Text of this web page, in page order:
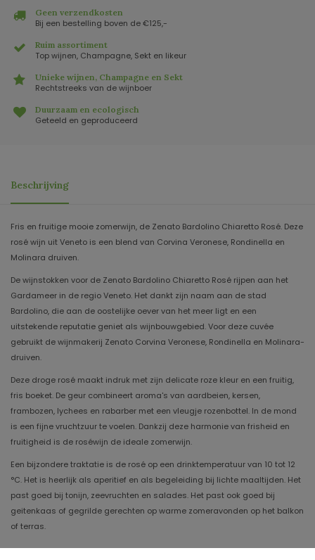
Geen verzendkosten
Bij een bestelling boven de €125,-
Ruim assortiment
Top wijnen, Champagne, Sekt en likeur
Unieke wijnen, Champagne en Sekt
Rechtstreeks van de wijnboer
Duurzaam en ecologisch
Geteeld en geproduceerd
Beschrijving
Fris en fruitige mooie zomerwijn, de Zenato Bardolino Chiaretto Rosé. Deze
rosé wijn uit Veneto is een blend van Corvina Veronese, Rondinella en
Molinara druiven.
De wijnstokken voor de Zenato Bardolino Chiaretto Rosé rijpen aan het
Gardameer in de regio Veneto. Het dankt zijn naam aan de stad
Bardolino, die aan de oostelijke oever van het meer ligt en een
uitstekende reputatie geniet als wijnbouwgebied. Voor deze cuvée
gebruikt de wijnmakerij Zenato Corvina Veronese, Rondinella en Molinara-
druiven.
Deze droge rosé maakt indruk met zijn delicate roze kleur en een fruitig,
fris boeket. De geur combineert aroma's van aardbeien, kersen,
frambozen, lychees en rabarber met een vleugje rozenbottel. In de mond
is een fijne vruchtzuur te voelen. Dankzij deze harmonie van frisheid en
fruitigheid is de roséwijn de ideale zomerwijn.
Een bijzondere traktatie is de rosé op een drinktemperatuur van 10 tot 12
°C. Het is heerlijk als aperitief en als begeleiding bij lichte maaltijden. Het
past goed bij tonijn, zeevruchten en salades. Het past ook goed bij
geitenkaas of gegrilde gerechten op warme zomeravonden op het balkon
of terras.